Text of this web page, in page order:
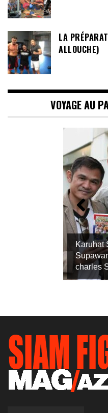
LA
ALLOUCHE)
VOYAGE AU
Karuhat
charles